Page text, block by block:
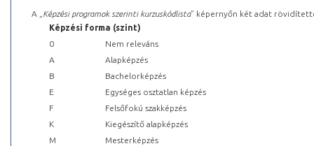
A „ Képzési programok szerinti kurzuskódlista” képernyőn két adat
Képzési forma (szint)
0
Nem releváns
A
Alapképzés
B
Bachelorképzés
E
Egységes osztatlan képzés
F
Felsőfokú szakképzés
K
Kiegészítő alapképzés
M
Mesterképzés